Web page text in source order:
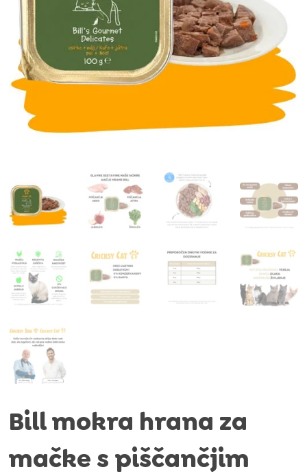
Bill mokra hrana za
mačke s piščančjim